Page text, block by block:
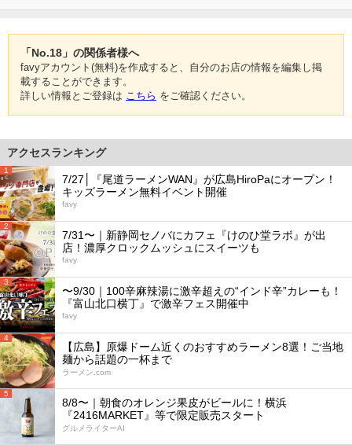
「No.18」の関係者様へ
favyアカウント(無料)を作成すると、自分のお店の情報を編集し掲
載することができます。
詳しい情報とご登録は こちら をご確認ください。
アクセスランキング
1
7/27│『尾道ラーメンWAN』が広島HiroPaにオープン！
キッズラーメン無料イベント開催
favy
2
7/31〜｜新静岡セノバにカフェ『けのひ堂ラボ』が出
店！濃厚クロックムッシュにスイーツも
favy
3
〜9/30｜100辛麻辣湯に激辛超えの“インド辛”カレーも！
『富山北口横丁』で激辛フェス開催中
favy
4
【広島】原爆ドーム近くのおすすめラーメン8選！ご当地
麺から話題の一杯まで
ラーメン.com
5
8/8〜｜朝食のオレンジ果皮がビールに！横浜
『2416MARKET』等で限定販売スタート
グルメライターAI